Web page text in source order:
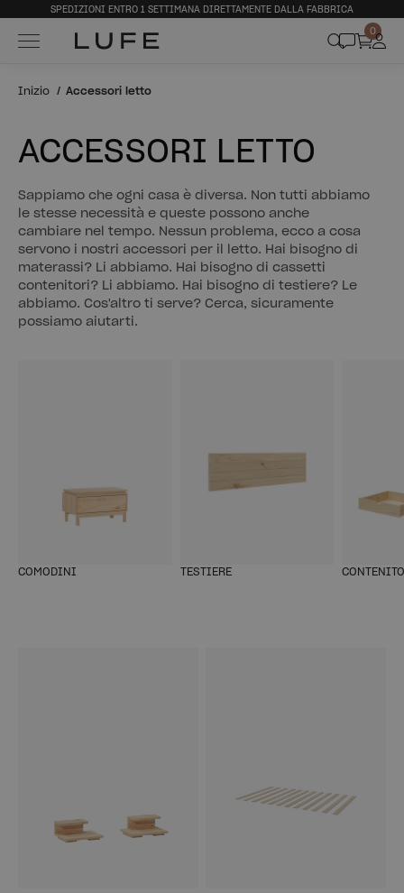
SPEDIZIONI ENTRO 1 SETTIMANA DIRETTAMENTE DALLA FABBRICA
0
Inizio Accessori letto
ACCESSORI LETTO
Sappiamo che ogni casa è diversa. Non tutti abbiamo
le stesse necessità e queste possono anche
cambiare nel tempo. Nessun problema, ecco a cosa
servono i nostri accessori per il letto. Hai bisogno di
materassi? Li abbiamo. Hai bisogno di cassetti
contenitori? Li abbiamo. Hai bisogno di testiere? Le
abbiamo. Cos'altro ti serve? Cerca, sicuramente
possiamo aiutarti.
COMODINI TESTIERE